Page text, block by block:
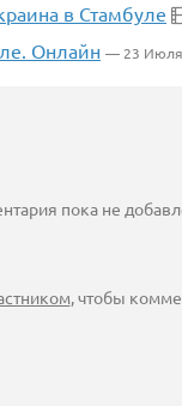
в Стамбуле
Онлайн — 23 Июля
пока не
, чтобы